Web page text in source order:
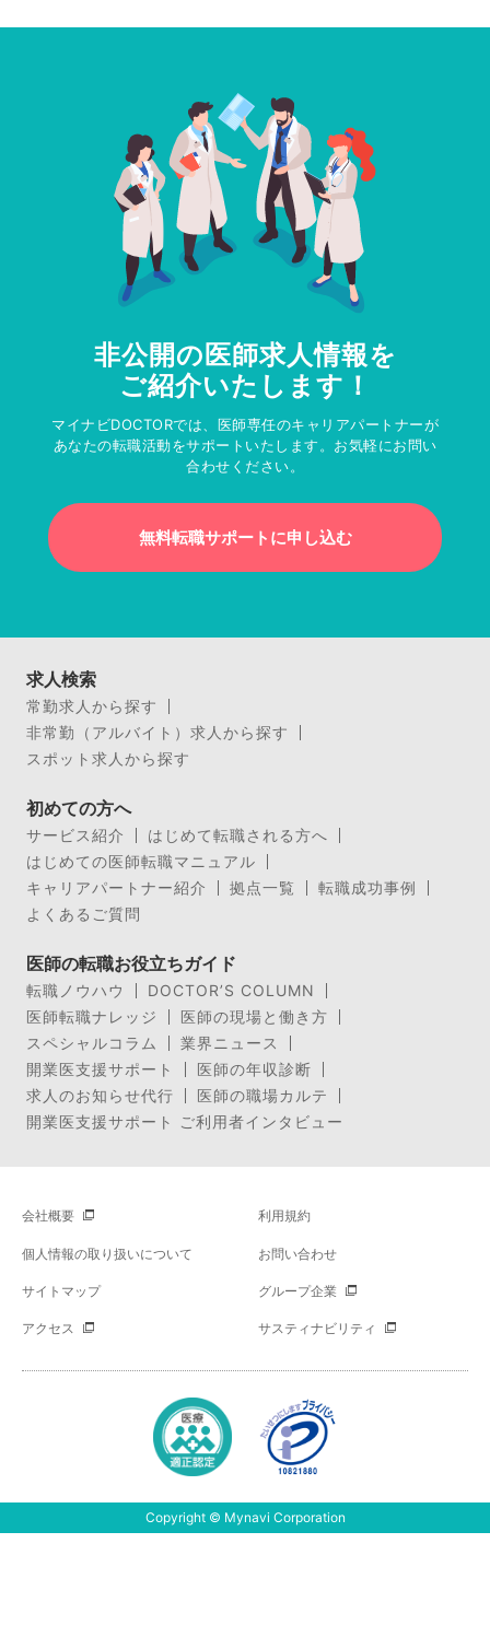
非公開の医師求人情報を
ご紹介いたします！
マイナビDOCTORでは、医師専任のキャリアパートナーが
あなたの転職活動をサポートいたします。お気軽にお問い
合わせください。
無料転職サポートに申し込む
求人検索
常勤求人から探す
非常勤（アルバイト）求人から探す
スポット求人から探す
初めての方へ
サービス紹介
はじめて転職される方へ
はじめての医師転職マニュアル
キャリアパートナー紹介
拠点一覧
転職成功事例
よくあるご質問
医師の転職お役立ちガイド
転職ノウハウ
DOCTOR’S COLUMN
医師転職ナレッジ
医師の現場と働き方
スペシャルコラム
業界ニュース
開業医支援サポート
医師の年収診断
求人のお知らせ代行
医師の職場カルテ
開業医支援サポート ご利用者インタビュー
会社概要 利用規約
個人情報の取り扱いについて お問い合わせ
サイトマップ グループ企業
アクセス サスティナビリティ
Copyright © Mynavi Corporation